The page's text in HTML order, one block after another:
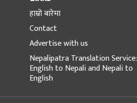
हाम्रो बारेमा
Contact
Advertise with us
Nepalipatra Translation Service:
English to Nepali and Nepali to
English